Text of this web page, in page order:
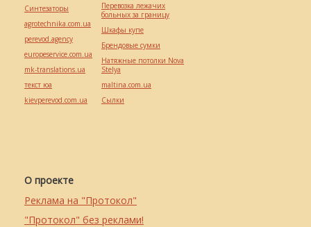
О проекте
Реклама на "Протокол"
"Протокол" без реклами!
Синтезаторы
agrotechnika.com.ua
perevod.agency
europeservice.com.ua
mk-translations.ua
текст юа
kievperevod.com.ua
Перевозка лежачих
больных за границу
Шкафы купе
Брендовые сумки
Натяжные потолки Nova
Stelya
maltina.com.ua
Cылки